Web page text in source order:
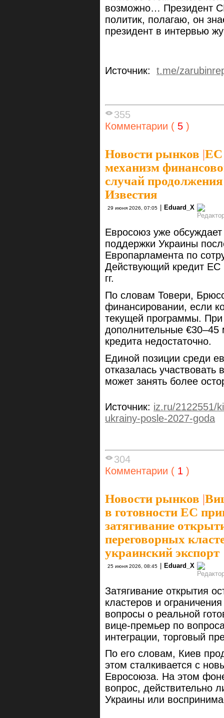
возможно… Президент
политик, полагаю, он
президент в интервью
Источник: t.me/
355
Комментарии ( 5 )
Новости рынков |ЕС
механизм
случай
Известия
29 июня 2026, 07:05 Eduard_X
Евросоюз уже
поддержки Украины
Европарламента по
Действующий кредит ЕС
гг.
По словам Товери,
финансировании, если
текущей программы.
дополнительные €30–45
кредита недостаточно.
Единой позиции среди
отказалась
может занять более
Источник: iz.ru/2122551/
ukrainy-posle-2027-goda
304
Комментарии ( 1 )
Новости рынков |
в готовности ЕС
затягивание
переговорных
украинский экспорт
25 июня 2026, 08:45 Eduard_X
Затягивание открытия
кластеров и
вопросы о реальной
вице-премьер по
интеграции, торговый
По его словам, Киев
этом сталкивается с
Евросоюза. На этом
вопрос, действительно
Украины или